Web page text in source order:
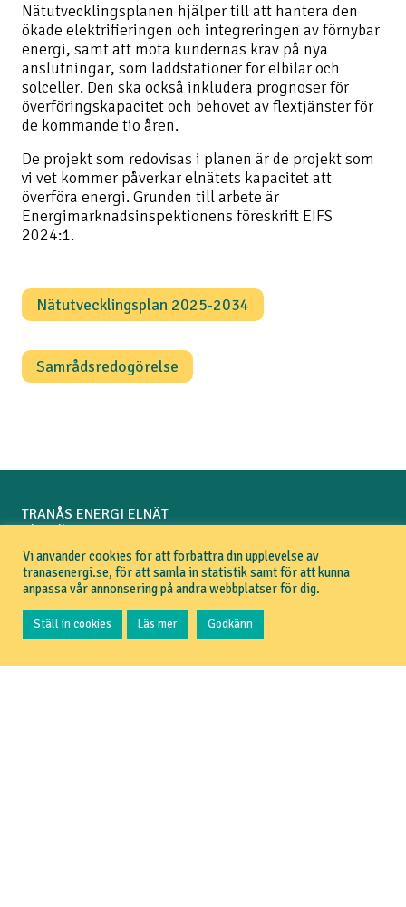
Nätutvecklingsplanen hjälper till att hantera den
ökade elektrifieringen och integreringen av förnybar
energi, samt att möta kundernas krav på nya
anslutningar, som laddstationer för elbilar och
solceller. Den ska också inkludera prognoser för
överföringskapacitet och behovet av flextjänster för
de kommande tio åren.
De projekt som redovisas i planen är de projekt som
vi vet kommer påverkar elnätets kapacitet att
överföra energi. Grunden till arbete är
Energimarknadsinspektionens föreskrift EIFS
2024:1.
Nätutvecklingsplan 2025-2034
Samrådsredogörelse
TRANÅS ENERGI ELNÄT
Aktuellt
Pressrum
GDPR
Om webbplatsen
HUR KAN VI HJÄLPA DIG?
Jag vill kontakta kundservice
Jag vill anmäla flytt
Vi använder cookies för att förbättra din upplevelse av
tranasenergi.se, för att samla in statistik samt för att kunna
anpassa vår annonsering på andra webbplatser för dig.
Ställ in cookies Läs mer Godkänn